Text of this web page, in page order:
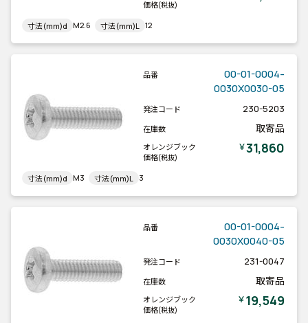
価格(税抜)
寸法(mm)d M2.6 寸法(mm)L 12
品番
00-01-0004-
0030X0030-05
発注コード 230-5203
在庫数 取寄品
オレンジブック
価格(税抜)
￥31,860
寸法(mm)d M3 寸法(mm)L 3
品番
00-01-0004-
0030X0040-05
発注コード 231-0047
在庫数 取寄品
オレンジブック
価格(税抜)
￥19,549